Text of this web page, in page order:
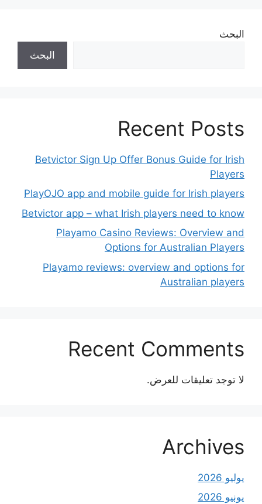
البحث
البحث
Recent Posts
Betvictor Sign Up Offer Bonus Guide for Irish
Players
PlayOJO app and mobile guide for Irish players
Betvictor app – what Irish players need to know
Playamo Casino Reviews: Overview and
Options for Australian Players
Playamo reviews: overview and options for
Australian players
Recent Comments
لا توجد تعليقات للعرض.
Archives
يوليو 2026
يونيو 2026